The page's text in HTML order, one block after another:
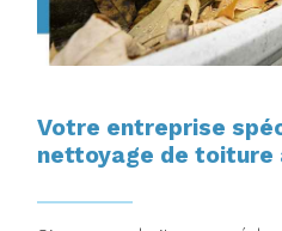
Votre entreprise
nettoyage de toiture